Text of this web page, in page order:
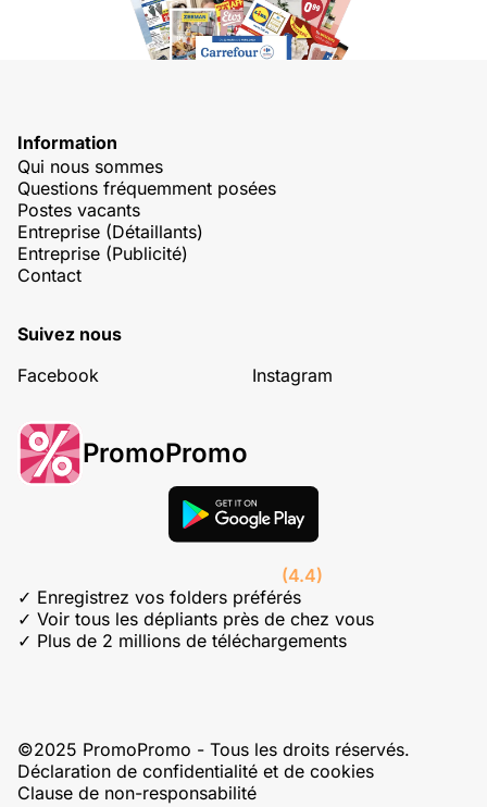
Information
Qui nous sommes
Questions fréquemment posées
Postes vacants
Entreprise (Détaillants)
Entreprise (Publicité)
Contact
Suivez nous
Facebook
Instagram
PromoPromo
(4.4)
✓ Enregistrez vos folders préférés
✓ Voir tous les dépliants près de chez vous
✓ Plus de 2 millions de téléchargements
©2025 PromoPromo - Tous les droits réservés.
Déclaration de confidentialité et de cookies
Clause de non-responsabilité